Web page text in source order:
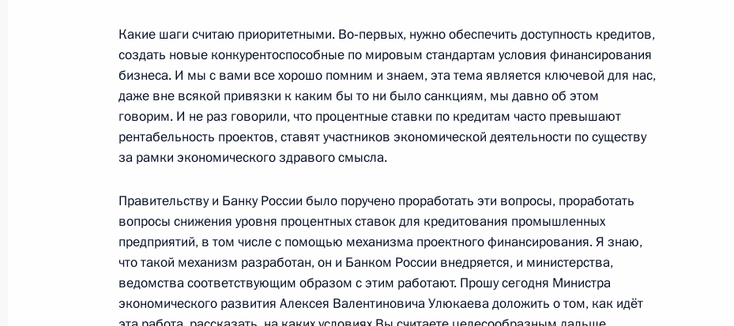
12 февраля 2014 года, 18:00
Совместное заседание Госсовета и Комиссии по мониторингу
достижения целевых показателей развития страны
23 декабря 2013 года, 16:00
Перечень поручений по итогам совещания по вопросу развития
нефтехимической промышленности
1 ноября 2013 года, 15:00
Какие шаги считаю приоритетными. Во‑первых, нужно обеспечить доступность кредитов,
создать новые конкурентоспособные по мировым стандартам условия финансирования
бизнеса. И мы с вами все хорошо помним и знаем, эта тема является ключевой для нас,
даже вне всякой привязки к каким бы то ни было санкциям, мы давно об этом
говорим. И не раз говорили, что процентные ставки по кредитам часто превышают
рентабельность проектов, ставят участников экономической деятельности по существу
за рамки экономического здравого смысла.
Правительству и Банку России было поручено проработать эти вопросы, проработать
вопросы снижения уровня процентных ставок для кредитования промышленных
предприятий, в том числе с помощью механизма проектного финансирования. Я знаю,
что такой механизм разработан, он и Банком России внедряется, и министерства,
ведомства соответствующим образом с этим работают. Прошу сегодня Министра
экономического развития Алексея Валентиновича Улюкаева доложить о том, как идёт